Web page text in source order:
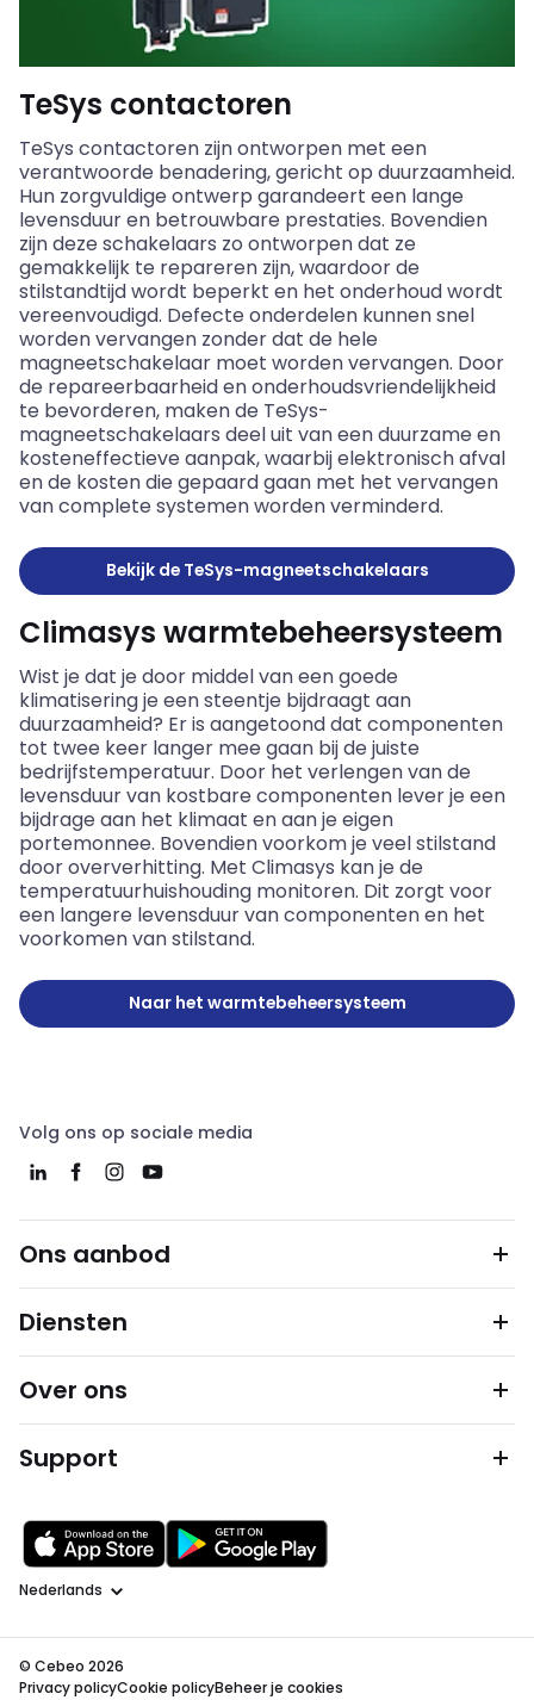
TeSys contactoren
TeSys contactoren zijn ontworpen met een
verantwoorde benadering, gericht op duurzaamheid.
Hun zorgvuldige ontwerp garandeert een lange
levensduur en betrouwbare prestaties. Bovendien
zijn deze schakelaars zo ontworpen dat ze
gemakkelijk te repareren zijn, waardoor de
stilstandtijd wordt beperkt en het onderhoud wordt
vereenvoudigd. Defecte onderdelen kunnen snel
worden vervangen zonder dat de hele
magneetschakelaar moet worden vervangen. Door
de repareerbaarheid en onderhoudsvriendelijkheid
te bevorderen, maken de TeSys-
magneetschakelaars deel uit van een duurzame en
kosteneffectieve aanpak, waarbij elektronisch afval
en de kosten die gepaard gaan met het vervangen
van complete systemen worden verminderd.
Bekijk de TeSys-magneetschakelaars
Climasys warmtebeheersysteem
Wist je dat je door middel van een goede
klimatisering je een steentje bijdraagt aan
duurzaamheid? Er is aangetoond dat componenten
tot twee keer langer mee gaan bij de juiste
bedrijfstemperatuur. Door het verlengen van de
levensduur van kostbare componenten lever je een
bijdrage aan het klimaat en aan je eigen
portemonnee. Bovendien voorkom je veel stilstand
door oververhitting. Met Climasys kan je de
temperatuurhuishouding monitoren. Dit zorgt voor
een langere levensduur van componenten en het
voorkomen van stilstand.
Naar het warmtebeheersysteem
Volg ons op sociale media
Ons aanbod
Diensten
Over ons
Support
Taal
© Cebeo 2026
Privacy policyCookie policyBeheer je cookies